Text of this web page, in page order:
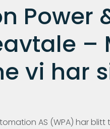
Power
–
vi har
AS (WPA) har